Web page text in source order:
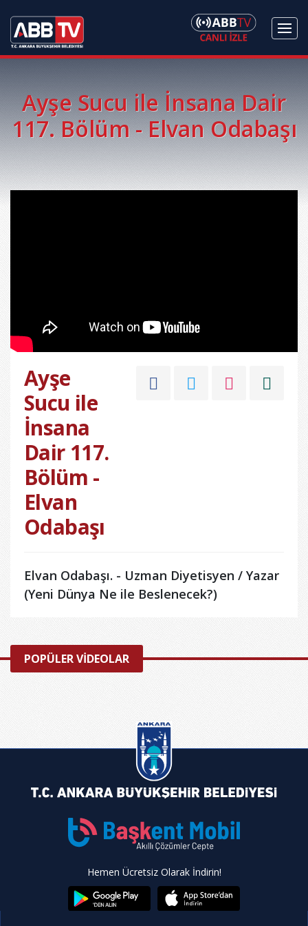
Ayşe Sucu ile İnsana Dair
117. Bölüm - Elvan Odabaşı
Ayşe
Sucu ile
İnsana
Dair 117.
Bölüm -
Elvan
Odabaşı
Elvan Odabaşı. - Uzman Diyetisyen / Yazar
(Yeni Dünya Ne ile Beslenecek?)
POPÜLER VİDEOLAR
Hemen Ücretsiz Olarak İndirin!